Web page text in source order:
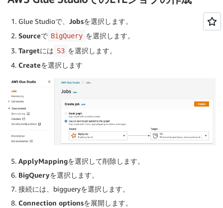
Glue Studioで、 Jobsを選択します。
Sourceで BigQuery を選択します。
Targetには S3 を選択します。
Createを選択します
ApplyMappingを選択して削除します。
BigQueryを選択します。
接続には、biggueryを選択します。
Connection optionsを展開します。